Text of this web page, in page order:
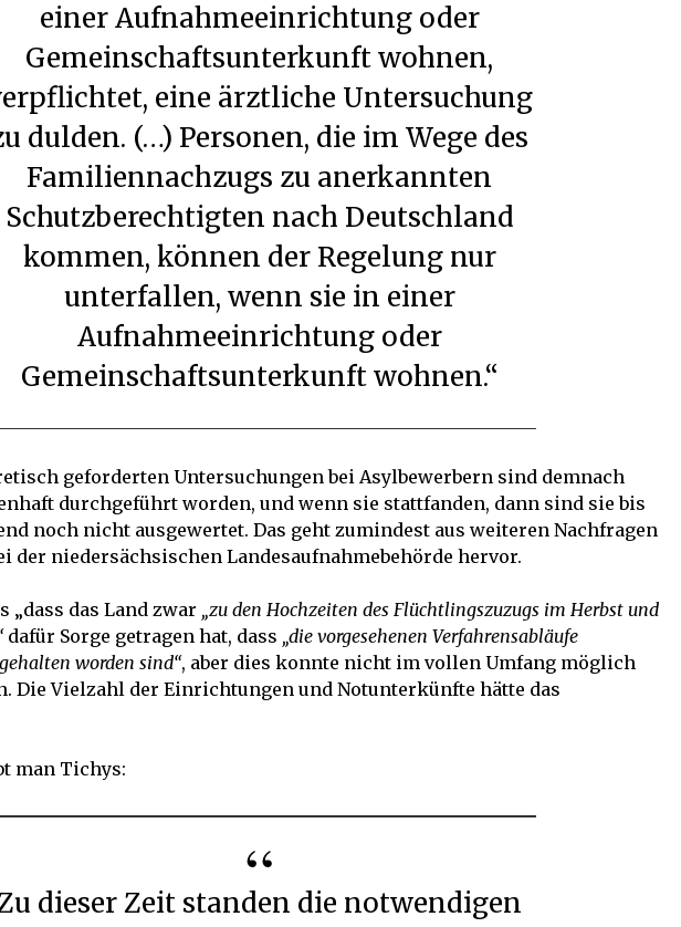
einer Aufnahmeeinrichtung oder
Gemeinschaftsunterkunft wohnen,
eine ärztliche Untersuchung
dulden. (…) Personen, die im Wege des
Familiennachzugs zu anerkannten
Schutzberechtigten nach Deutschland
kommen, können der Regelung nur
unterfallen, wenn sie in einer
Aufnahmeeinrichtung oder
Gemeinschaftsunterkunft wohnen.“
geforderten Untersuchungen bei Asylbewerbern sind demnach
durchgeführt worden, und wenn sie stattfanden, dann sind sie bis
noch nicht ausgewertet. Das geht zumindest aus weiteren Nachfragen
der niedersächsischen Landesaufnahmebehörde hervor.
„dass das Land zwar „zu den Hochzeiten des Flüchtlingszuzugs im Herbst und
dafür Sorge getragen hat, dass „die vorgesehenen Verfahrensabläufe
worden sind“, aber dies konnte nicht im vollen Umfang möglich
Die Vielzahl der Einrichtungen und Notunterkünfte hätte das
man Tichys:
die notwendigen